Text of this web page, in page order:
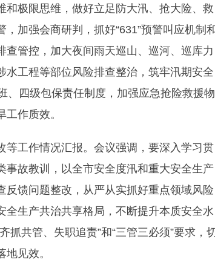
极限思维，做好立足防大汛、抢大险、救
加强会商研判，抓好“631”预警叫应机制
管控，加大夜间雨天巡山、巡河、巡库力
工程等部位风险排查整治，筑牢汛期安全
、四级包保责任制度，加强应急抢险救援物
作质效。
工作情况汇报。会议强调，要深入学习贯
故教训，以全市安全度汛和重大安全生产
馈问题整改，从严从实抓好重点领域风险
全生产共治共享格局，不断提升本质安全水
抓共管、失职追责”和“三管三必须”要求，
见效。